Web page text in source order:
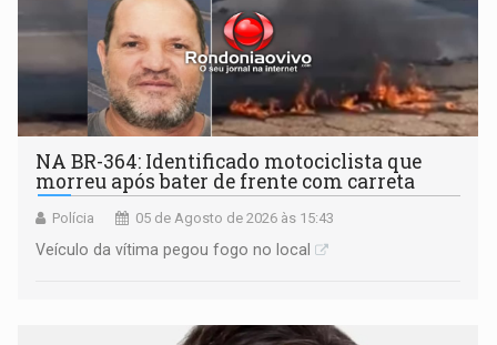
NA BR-364: Identificado motociclista que
morreu após bater de frente com carreta
Polícia 05 de Agosto de 2026 às 15:43
Veículo da vítima pegou fogo no local